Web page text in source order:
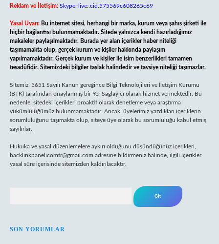
Reklam ve İletişim: Skype: live:.cid.575569c608265c69
Yasal Uyarı: Bu internet sitesi, herhangi bir marka, kurum veya şahıs şirketi ile
hiçbir bağlantısı bulunmamaktadır. Sitede yalnızca kendi hazırladığımız
makaleler paylaşılmaktadır. Burada yer alan içerikler haber niteliği
taşımamakta olup, gerçek kurum ve kişiler hakkında paylaşım
yapılmamaktadır. Gerçek kurum ve kişiler ile isim benzerlikleri tamamen
tesadüfidir. Sitemizdeki bilgiler taslak halindedir ve tavsiye niteliği taşımazlar.
Sitemiz, 5651 Sayılı Kanun gereğince Bilgi Teknolojileri ve İletişim Kurumu
(BTK) tarafından onaylanmış bir Yer Sağlayıcı olarak hizmet vermektedir. Bu
nedenle, sitedeki içerikleri proaktif olarak denetleme veya araştırma
yükümlülüğümüz bulunmamaktadır. Ancak, üyelerimiz yazdıkları içeriklerin
sorumluluğunu taşımakta olup, siteye üye olarak bu sorumluluğu kabul etmiş
sayılırlar.
Hukuka ve yasal düzenlemelere aykırı olduğunu düşündüğünüz içerikleri,
backlinkpanelicomtr@gmail.com adresine bildirmeniz halinde, ilgili içerikler
yasal süre içerisinde sitemizden kaldırılacaktır.
SON YORUMLAR